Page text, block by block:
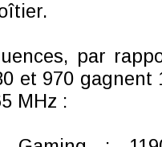
par
et 970 gagnent
MHz :